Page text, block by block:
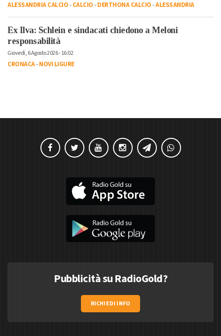
ALESSANDRIA CALCIO-CALCIO-DERTHONA CALCIO-ALESSANDRIA
Ex Ilva: Schlein e sindacati chiedono a Meloni
responsabilità
Giovedì, 6 Agosto 2026 - 16:02
CRONACA-NOVI LIGURE
Pubblicità su RadioGold?
RICHIEDI INFO